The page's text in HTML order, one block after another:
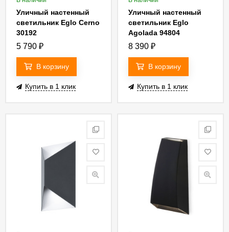
Уличный настенный
светильник Eglo Cerno
30192
5 790 ₽
В корзину
Купить в 1 клик
Уличный настенный
светильник Eglo
Agolada 94804
8 390 ₽
В корзину
Купить в 1 клик